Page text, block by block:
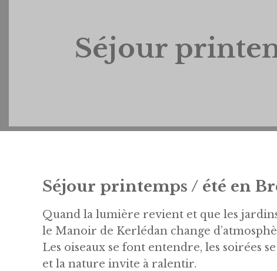
Séjour
Séjour printemps / été en
Quand la lumière revient et que les
le Manoir de Kerlédan change
Les oiseaux se font entendre, les soirées
et la nature invite à ralentir.